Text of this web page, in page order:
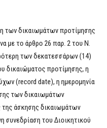
δικαιωμάτων προτίμησης
με το άρθρο 26 παρ. 2 του Ν.
των δεκατεσσάρων (14)
δικαιώματος προτίμησης, η
(record date), η ημερομηνία
των δικαιωμάτων
της άσκησης δικαιωμάτων
συνεδρίαση του Διοικητικού